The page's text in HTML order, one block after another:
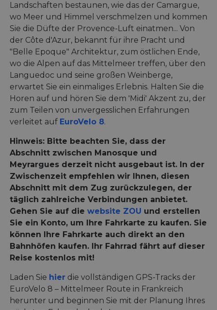
Landschaften bestaunen, wie das der Camargue,
wo Meer und Himmel verschmelzen und kommen
Sie die Düfte der Provence-Luft einatmen... Von
der Côte d'Azur, bekannt für ihre Pracht und
"Belle Epoque" Architektur, zum östlichen Ende,
wo die Alpen auf das Mittelmeer treffen, über den
Languedoc und seine großen Weinberge,
erwartet Sie ein einmaliges Erlebnis. Halten Sie die
Horen auf und hören Sie dem 'Midi' Akzent zu, der
zum Teilen von unvergesslichen Erfahrungen
verleitet auf EuroVelo 8.
Hinweis: Bitte beachten Sie, dass der
Abschnitt zwischen Manosque und
Meyrargues derzeit nicht ausgebaut ist. In der
Zwischenzeit empfehlen wir Ihnen, diesen
Abschnitt mit dem Zug zurückzulegen, der
täglich zahlreiche Verbindungen anbietet.
Gehen Sie auf die website ZOU und erstellen
Sie ein Konto, um Ihre Fahrkarte zu kaufen. Sie
können Ihre Fahrkarte auch direkt an den
Bahnhöfen kaufen. Ihr Fahrrad fährt auf dieser
Reise kostenlos mit!
Laden Sie hier die vollständigen GPS-Tracks der
EuroVelo 8 – Mittelmeer Route in Frankreich
herunter und beginnen Sie mit der Planung Ihres